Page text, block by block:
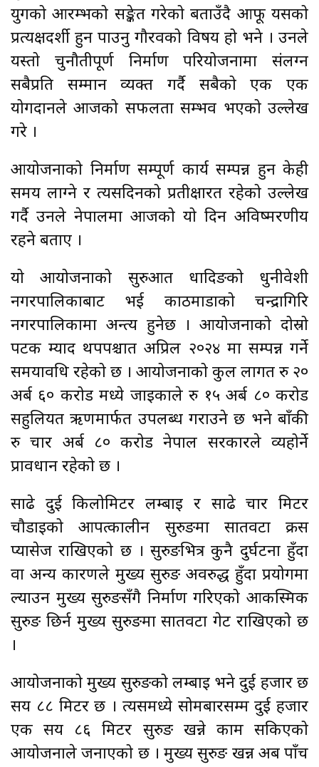
युगको आरम्भको सङ्केत गरेको बताउँदै आफू यसको
प्रत्यक्षदर्शी हुन पाउनु गौरवको विषय हो भने । उनले
यस्तो चुनौतीपूर्ण निर्माण परियोजनामा संलग्न
सबैप्रति सम्मान व्यक्त गर्दै सबैको एक एक
योगदानले आजको सफलता सम्भव भएको उल्लेख
गरे ।
आयोजनाको निर्माण सम्पूर्ण कार्य सम्पन्न हुन केही
समय लाग्ने र त्यसदिनको प्रतीक्षारत रहेको उल्लेख
गर्दै उनले नेपालमा आजको यो दिन अविष्मरणीय
रहने बताए ।
यो आयोजनाको सुरुआत धादिङको धुनीवेशी
नगरपालिकाबाट भई काठमाडौँको चन्द्रागिरि
नगरपालिकामा अन्त्य हुनेछ । आयोजनाको दोस्रो
पटक म्याद थपपश्चात अप्रिल २०२४ मा सम्पन्न गर्ने
समयावधि रहेको छ । आयोजनाको कुल लागत रु २०
अर्ब ६० करोड मध्ये जाइकाले रु १५ अर्ब ८० करोड
सहुलियत ऋणमार्फत उपलब्ध गराउने छ भने बाँकी
रु चार अर्ब ८० करोड नेपाल सरकारले व्यहोर्ने
प्रावधान रहेको छ ।
साढे दुई किलोमिटर लम्बाइ र साढे चार मिटर
चौडाइको आपत्कालीन सुरुङमा सातवटा क्रस
प्यासेज राखिएको छ । सुरुङभित्र कुनै दुर्घटना हुँदा
वा अन्य कारणले मुख्य सुरुङ अवरुद्ध हुँदा प्रयोगमा
ल्याउन मुख्य सुरुङसँगै निर्माण गरिएको आकस्मिक
सुरुङ छिर्न मुख्य सुरुङमा सातवटा गेट राखिएको छ
।
आयोजनाको मुख्य सुरुङको लम्बाइ भने दुई हजार छ
सय ८८ मिटर छ । त्यसमध्ये सोमबारसम्म दुई हजार
एक सय ८६ मिटर सुरुङ खन्ने काम सकिएको
आयोजनाले जनाएको छ । मुख्य सुरुङ खन्न अब पाँच